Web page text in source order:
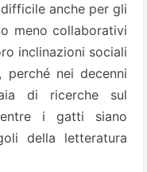
anche per gli
meno collaborativi
inclinazioni sociali
nei decenni
di ricerche sul
i gatti siano
della letteratura